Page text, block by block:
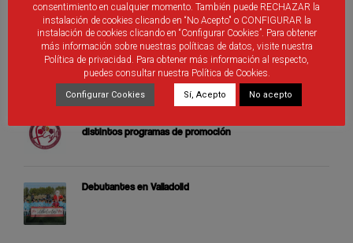
Selecciones Alevines de Castilla y León
distintos programas de promoción
Debutantes en Valladolid
consentimiento en cualquier momento. También puede RECHAZAR la
instalación de cookies clicando en “No Acepto" o CONFIGURAR la
instalación de cookies clicando en “Configurar Cookies”. Para obtener
más información sobre nuestras políticas de datos, visite nuestra
Política de privacidad. Para obtener más información al respecto,
puedes consultar nuestra Política de Cookies.
Configurar Cookies Sí, Acepto No acepto